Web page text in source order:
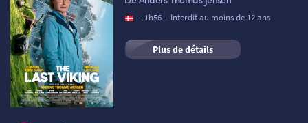
NOUS CONTACTER
Réserver une place
- 1h56 - Interdit au moins de 12 ans
Plus de détails